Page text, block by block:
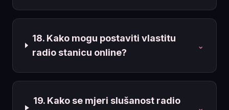
18. Kako mogu postaviti vlastitu
radio stanicu online?
⌄
19. Kako se mjeri slušanost radio
⌄